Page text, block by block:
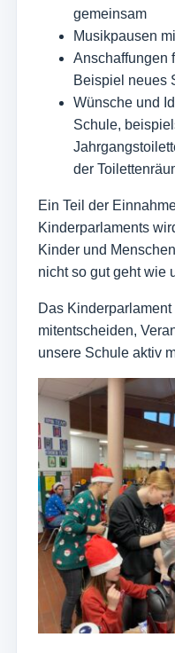
gemeinsam
Musikpausen
Anschaffungen
Beispiel neues
Wünsche und
Schule,
der
Ein Teil der
Kinderparlaments
Kinder und
nicht so gut geht wie
Das
mitentscheiden,
unsere Schule aktiv